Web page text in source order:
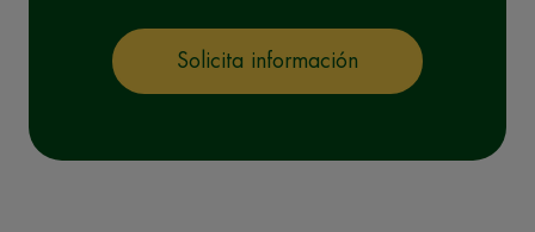
Solicita información